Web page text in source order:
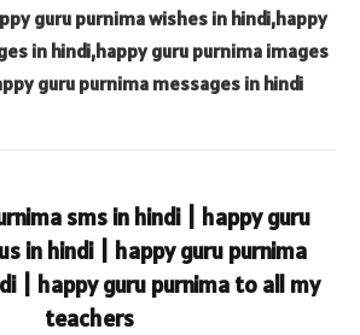
guru purnima wishes in hindi,happy
in hindi,happy guru purnima images
guru purnima messages in hindi
sms in hindi | happy guru
in hindi | happy guru purnima
| happy guru purnima to all my
teachers